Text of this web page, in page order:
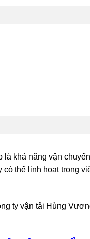
là khả năng vận chuyển
thể linh hoạt trong
ty vận tải Hùng